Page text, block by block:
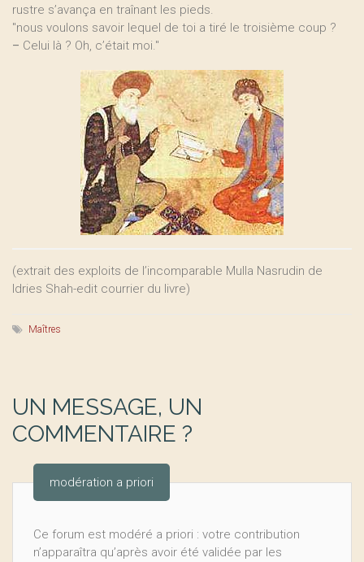
rustre s’avança en traînant les pieds.
"nous voulons savoir lequel de toi a tiré le troisième coup ?
– Celui là ? Oh, c’était moi."
(extrait des exploits de l’incomparable Mulla Nasrudin de
Idries Shah-edit courrier du livre)
Maîtres
UN MESSAGE, UN
COMMENTAIRE ?
modération a priori
Ce forum est modéré a priori : votre contribution
n’apparaîtra qu’après avoir été validée par les